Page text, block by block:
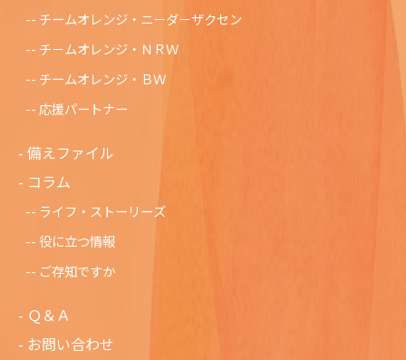
チームオレンジ・ニ－ダ－ザクセン
チ－ムオレンジ・ＮＲＷ
チームオレンジ・ＢＷ
応援パートナー
備えファイル
コラム
ライフ・ストーリーズ
役に立つ情報
ご存知ですか
Ｑ＆Ａ
お問い合わせ